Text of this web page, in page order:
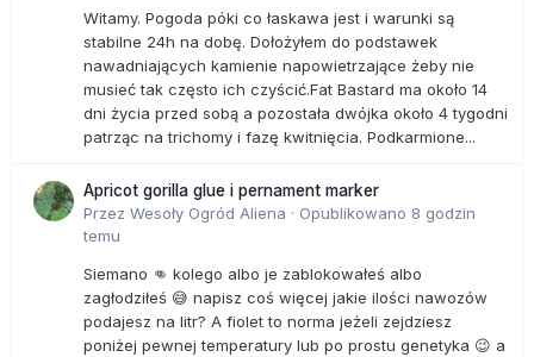
Witamy. Pogoda póki co łaskawa jest i warunki są
stabilne 24h na dobę. Dołożyłem do podstawek
nawadniających kamienie napowietrzające żeby nie
musieć tak często ich czyścić.Fat Bastard ma około 14
dni życia przed sobą a pozostała dwójka około 4 tygodni
patrząc na trichomy i fazę kwitnięcia. Podkarmione...
Apricot gorilla glue i pernament marker
Przez Wesoły Ogród Aliena · Opublikowano 8 godzin
temu
Siemano 👊 kolego albo je zablokowałeś albo
zagłodziłeś 😅 napisz coś więcej jakie ilości nawozów
podajesz na litr? A fiolet to norma jeżeli zejdziesz
poniżej pewnej temperatury lub po prostu genetyka 😉 a